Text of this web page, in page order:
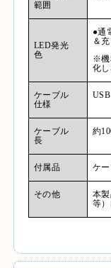
範囲
LED発光
色
●通
＆
※機
化
ケーブル
仕様
ケーブル
長
約
付属品 ケ
その他 本
等